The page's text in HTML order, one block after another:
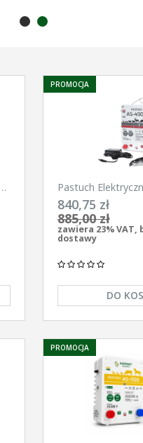
Pastuch
uniwersalny
4,9Jula
840,75 zł
885,00 zł
zawiera 23% VAT,
dostawy
DO
PROMOCJA
PROMOCJA